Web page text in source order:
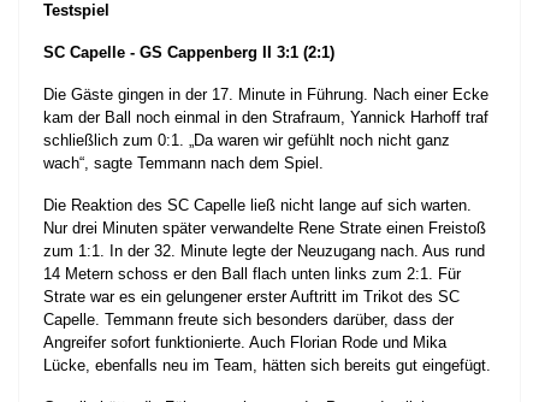
Testspiel
SC Capelle - GS Cappenberg II 3:1 (2:1)
Die Gäste gingen in der 17. Minute in Führung. Nach einer Ecke
kam der Ball noch einmal in den Strafraum, Yannick Harhoff traf
schließlich zum 0:1. „Da waren wir gefühlt noch nicht ganz
wach“, sagte Temmann nach dem Spiel.
Die Reaktion des SC Capelle ließ nicht lange auf sich warten.
Nur drei Minuten später verwandelte Rene Strate einen Freistoß
zum 1:1. In der 32. Minute legte der Neuzugang nach. Aus rund
14 Metern schoss er den Ball flach unten links zum 2:1. Für
Strate war es ein gelungener erster Auftritt im Trikot des SC
Capelle. Temmann freute sich besonders darüber, dass der
Angreifer sofort funktionierte. Auch Florian Rode und Mika
Lücke, ebenfalls neu im Team, hätten sich bereits gut eingefügt.